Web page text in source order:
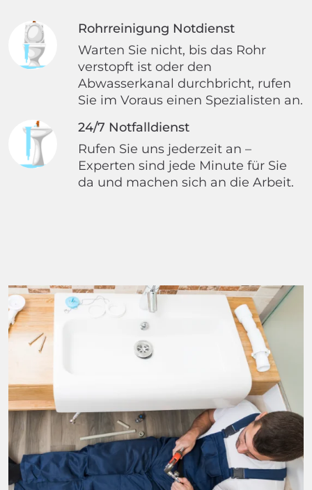
Rohrreinigung Notdienst
Warten Sie nicht, bis das Rohr
verstopft ist oder den
Abwasserkanal durchbricht, rufen
Sie im Voraus einen Spezialisten an.
24/7 Notfalldienst
Rufen Sie uns jederzeit an –
Experten sind jede Minute für Sie
da und machen sich an die Arbeit.